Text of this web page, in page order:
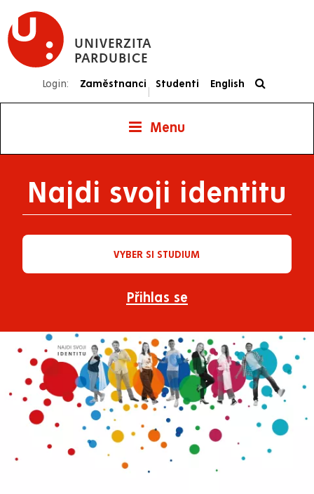
Přejít
hlavnímu
UNIVERZITA
PARDUBICE
Login: Zaměstnanci
|
Studenti English
Menu
Najdi svoji identitu
VYBER SI STUDIUM
Přihlas se